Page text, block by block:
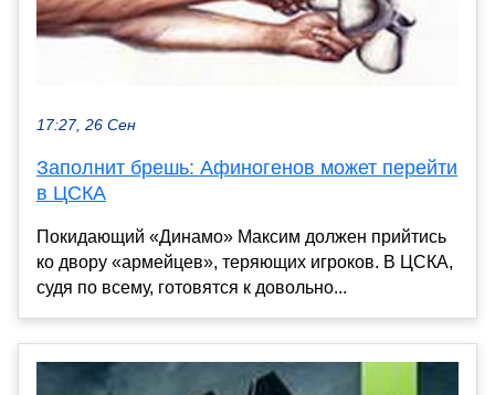
17:27, 26 Сен
Заполнит брешь: Афиногенов может перейти
в ЦСКА
Покидающий «Динамо» Максим должен прийтись
ко двору «армейцев», теряющих игроков. В ЦСКА,
судя по всему, готовятся к довольно...